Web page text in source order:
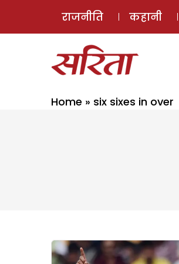
राजनीति कहानी
Home » six sixes in over